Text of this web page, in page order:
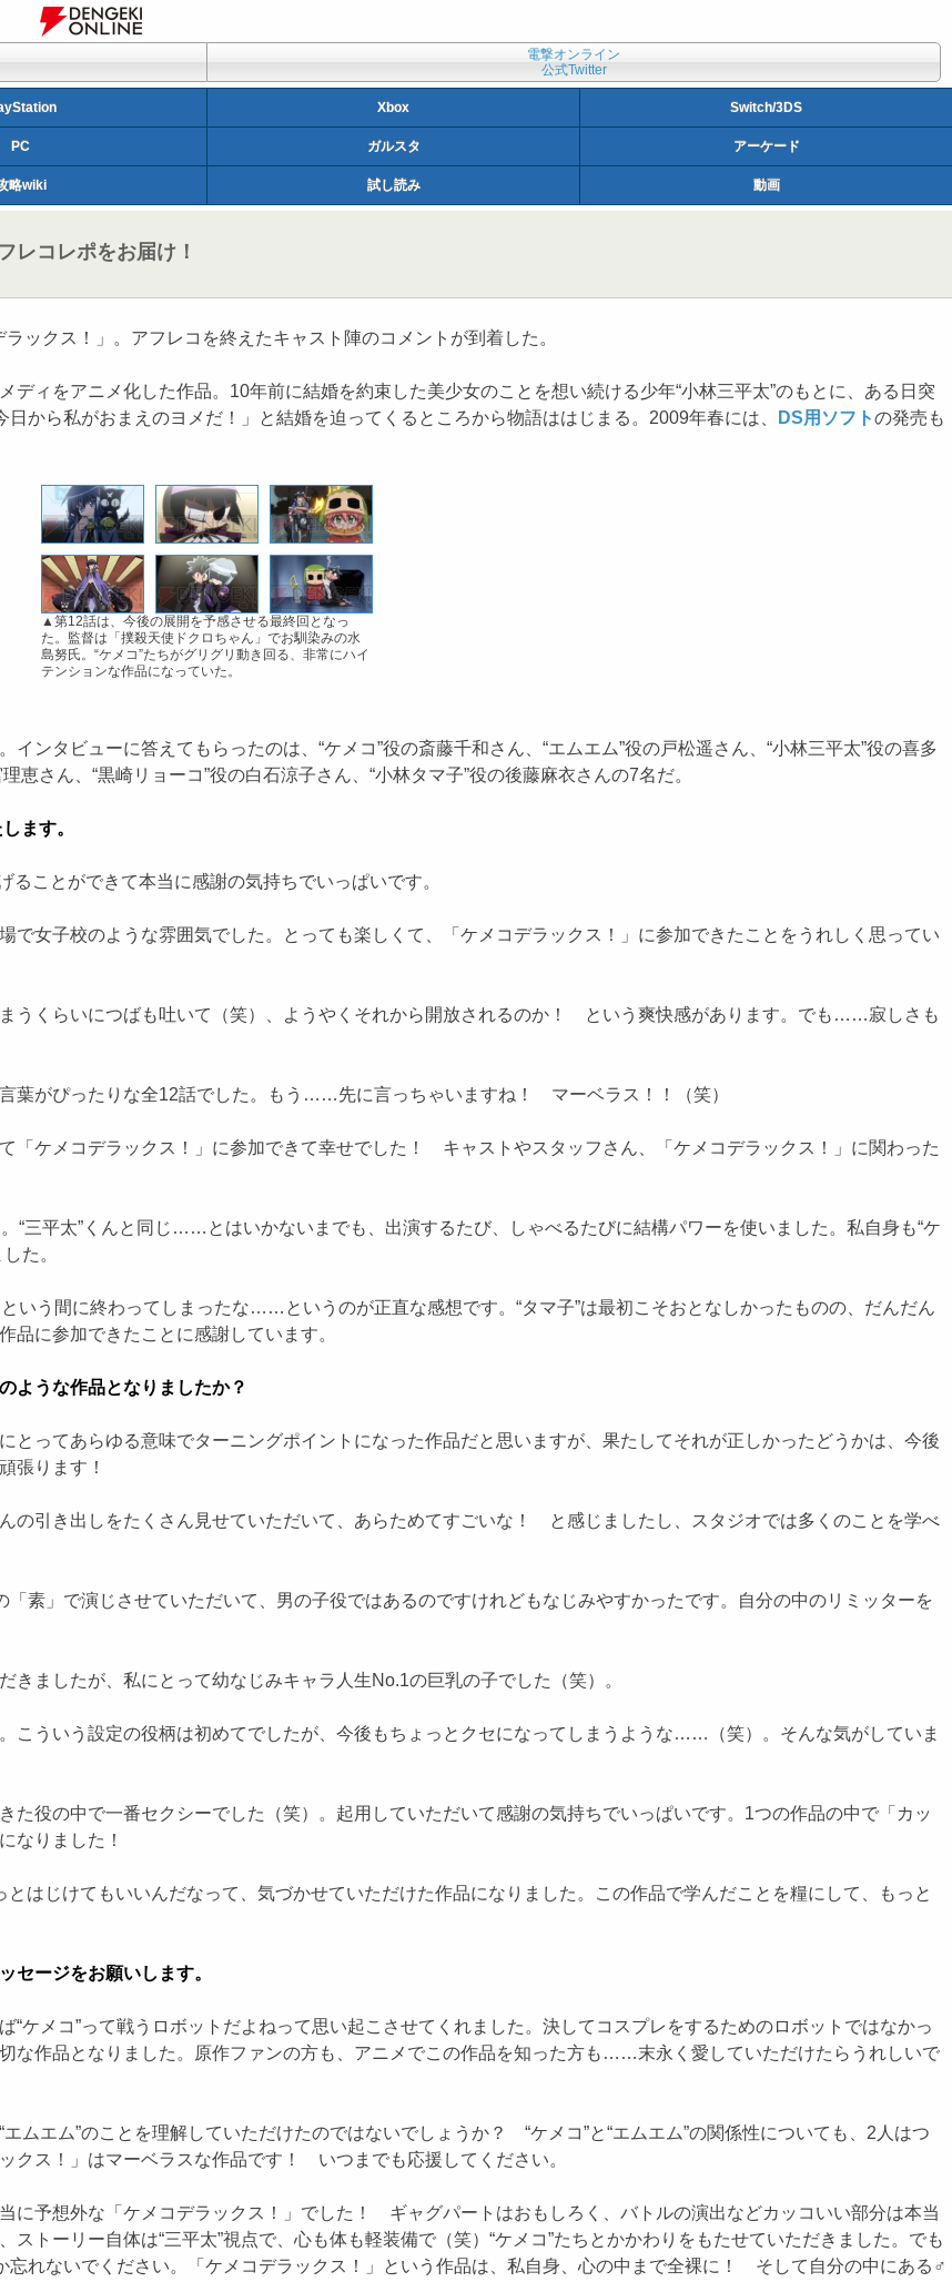
電撃オンライン
公式Twitter
Xbox Switch/3DS
PC ガルスタ アーケード
略wiki 試し読み 動画
レコレポをお届け！
クス！」。アフレコを終えたキャスト陣のコメントが到着した。
ィをアニメ化した作品。10年前に結婚を約束した美少女のことを想い続ける少年“小林三平太”のもとに、ある日突
から私がおまえのヨメだ！」と結婚を迫ってくるところから物語ははじまる。2009年春には、
DS用ソフトの発売も
▲第12話は、今後の展開を予感させる最終回となっ
た。監督は「撲殺天使ドクロちゃん」でお馴染みの水
島努氏。“ケメコ”たちがグリグリ動き回る、非常にハイ
テンションな作品になっていた。
ンタビューに答えてもらったのは、“ケメコ”役の斎藤千和さん、“エムエム”役の戸松遥さん、“小林三平太”役の喜多
恵さん、“黒崎リョーコ”役の白石涼子さん、“小林タマ子”役の後藤麻衣さんの7名だ。
ます。
ことができて本当に感謝の気持ちでいっぱいです。
女子校のような雰囲気でした。とっても楽しくて、「ケメコデラックス！」に参加できたことをうれしく思ってい
うくらいにつばも吐いて（笑）、ようやくそれから開放されるのか！ という爽快感があります。でも……寂しさも
葉がぴったりな全12話でした。もう……先に言っちゃいますね！ マーベラス！！（笑）
「ケメコデラックス！」に参加できて幸せでした！ キャストやスタッフさん、「ケメコデラックス！」に関わった
“三平太”くんと同じ……とはいかないまでも、出演するたび、しゃべるたびに結構パワーを使いました。私自身も“ケ
た。
いう間に終わってしまったな……というのが正直な感想です。“タマ子”は最初こそおとなしかったものの、だんだん
品に参加できたことに感謝しています。
ような作品となりましたか？
とってあらゆる意味でターニングポイントになった作品だと思いますが、果たしてそれが正しかったどうかは、今後
張ります！
引き出しをたくさん見せていただいて、あらためてすごいな！ と感じましたし、スタジオでは多くのことを学べ
「素」で演じさせていただいて、男の子役ではあるのですけれどもなじみやすかったです。自分の中のリミッターを
ましたが、私にとって幼なじみキャラ人生No.1の巨乳の子でした（笑）。
こういう設定の役柄は初めてでしたが、今後もちょっとクセになってしまうような……（笑）。そんな気がしていま
た役の中で一番セクシーでした（笑）。起用していただいて感謝の気持ちでいっぱいです。1つの作品の中で「カッ
なりました！
はじけてもいいんだなって、気づかせていただけた作品になりました。この作品で学んだことを糧にして、もっと
ージをお願いします。
メコ”って戦うロボットだよねって思い起こさせてくれました。決してコスプレをするためのロボットではなかっ
な作品となりました。原作ファンの方も、アニメでこの作品を知った方も……末永く愛していただけたらうれしいで
ムエム”のことを理解していただけたのではないでしょうか？ “ケメコ”と“エムエム”の関係性についても、2人はつ
ス！」はマーベラスな作品です！ いつまでも応援してください。
に予想外な「ケメコデラックス！」でした！ ギャグパートはおもしろく、バトルの演出などカッコいい部分は本当
トーリー自体は“三平太”視点で、心も体も軽装備で（笑）“ケメコ”たちとかかわりをもたせていただきました。でも
忘れないでください。「ケメコデラックス！」という作品は、私自身、心の中まで全裸に！ そして自分の中にある♂